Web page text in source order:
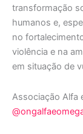
transformação
humanos e,
no
violência e na
em situação de
Associação Alfa